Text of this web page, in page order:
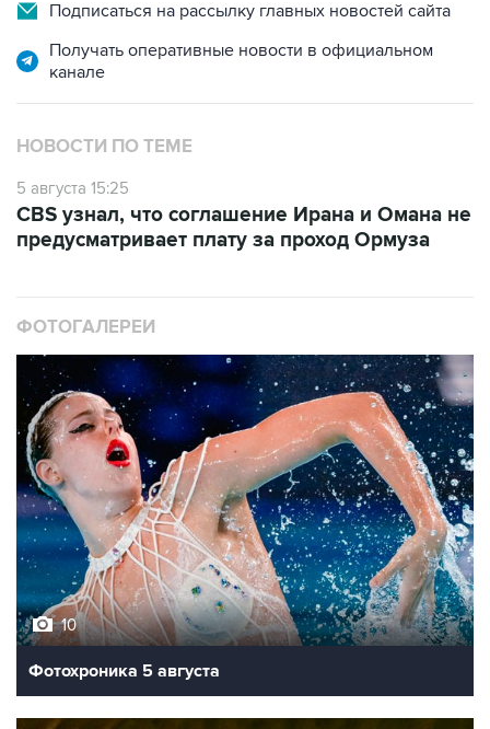
Подписаться на рассылку главных новостей сайта
Получать оперативные новости в официальном
канале
НОВОСТИ ПО ТЕМЕ
5 августа 15:25
CBS узнал, что соглашение Ирана и Омана не
предусматривает плату за проход Ормуза
ФОТОГАЛЕРЕИ
10
Фотохроника 5 августа